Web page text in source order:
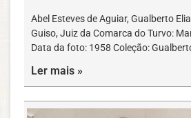
Abel Esteves de Aguiar, Gualberto
Guiso, Juiz da Comarca do Turvo:
Data da foto: 1958 Coleção:
Ler mais »